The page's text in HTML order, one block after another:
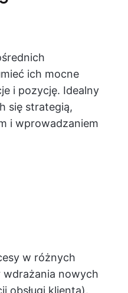
ich mocne
i pozycję. Idealny
się strategią,
i wprowadzaniem
w różnych
wdrażania nowych
obsługi klienta).